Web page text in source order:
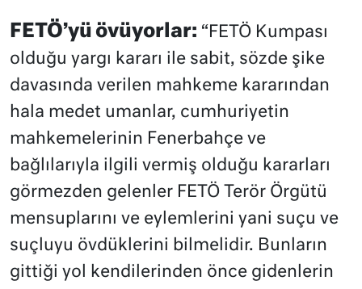
FETÖ’yü övüyorlar: “FETÖ Kumpası
olduğu yargı kararı ile sabit, sözde şike
davasında verilen mahkeme kararından
hala medet umanlar, cumhuriyetin
mahkemelerinin Fenerbahçe ve
bağlılarıyla ilgili vermiş olduğu kararları
görmezden gelenler FETÖ Terör Örgütü
mensuplarını ve eylemlerini yani suçu ve
suçluyu övdüklerini bilmelidir. Bunların
gittiği yol kendilerinden önce gidenlerin